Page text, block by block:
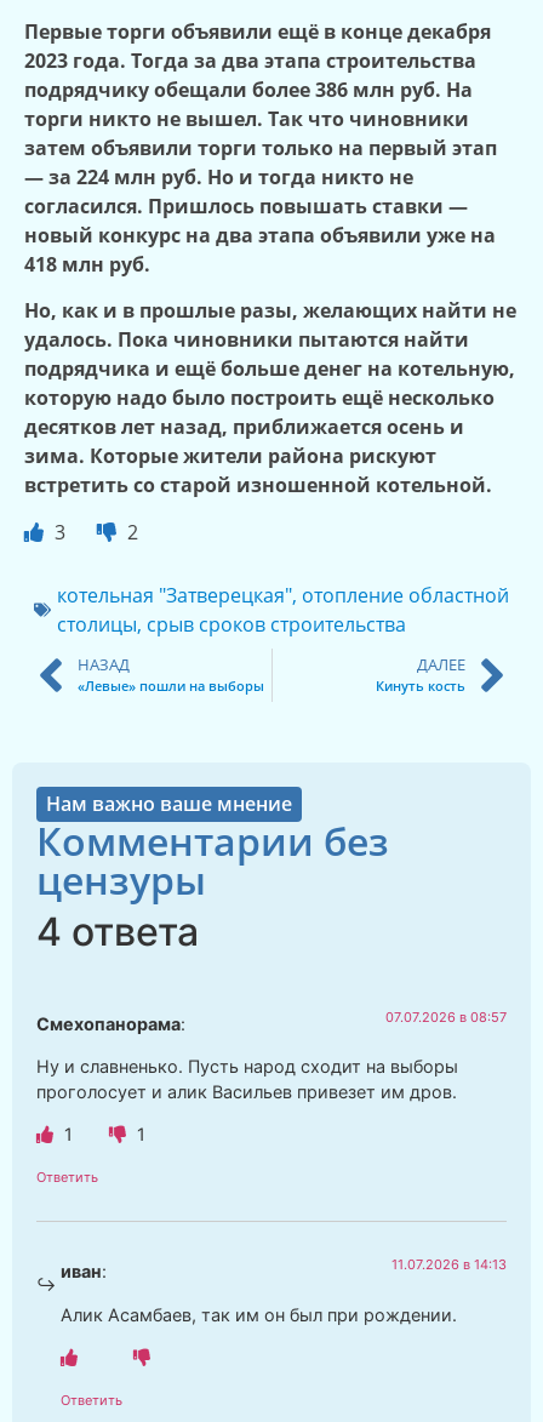
Первые торги объявили ещё в конце декабря
2023 года. Тогда за два этапа строительства
подрядчику обещали более 386 млн руб. На
торги никто не вышел. Так что чиновники
затем объявили торги только на первый этап
— за 224 млн руб. Но и тогда никто не
согласился. Пришлось повышать ставки —
новый конкурс на два этапа объявили уже на
418 млн руб.
Но, как и в прошлые разы, желающих найти не
удалось. Пока чиновники пытаются найти
подрядчика и ещё больше денег на котельную,
которую надо было построить ещё несколько
десятков лет назад, приближается осень и
зима. Которые жители района рискуют
встретить со старой изношенной котельной.
3
2
котельная "Затверецкая", отопление областной
столицы, срыв сроков строительства
НАЗАД
«Левые» пошли на выборы
ДАЛЕЕ
Кинуть кость
Нам важно ваше мнение
Комментарии без
цензуры
4 ответа
Смехопанорама: 07.07.2026 в 08:57
Ну и славненько. Пусть народ сходит на выборы
проголосует и алик Васильев привезет им дров.
1 1
Ответить
иван: 11.07.2026 в 14:13
Алик Асамбаев, так им он был при рождении.
Ответить